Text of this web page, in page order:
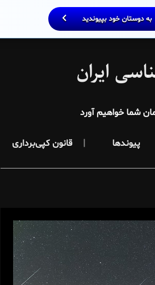
به دوستان خود بپیوندید
ایران
شما خواهیم آورد
پیوندها قانون کپی‌برداری